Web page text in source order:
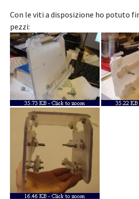
Con le viti a disposizione ho potuto
pezzi: